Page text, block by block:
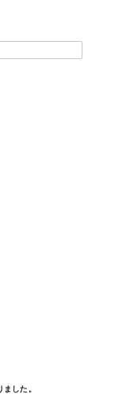
した。